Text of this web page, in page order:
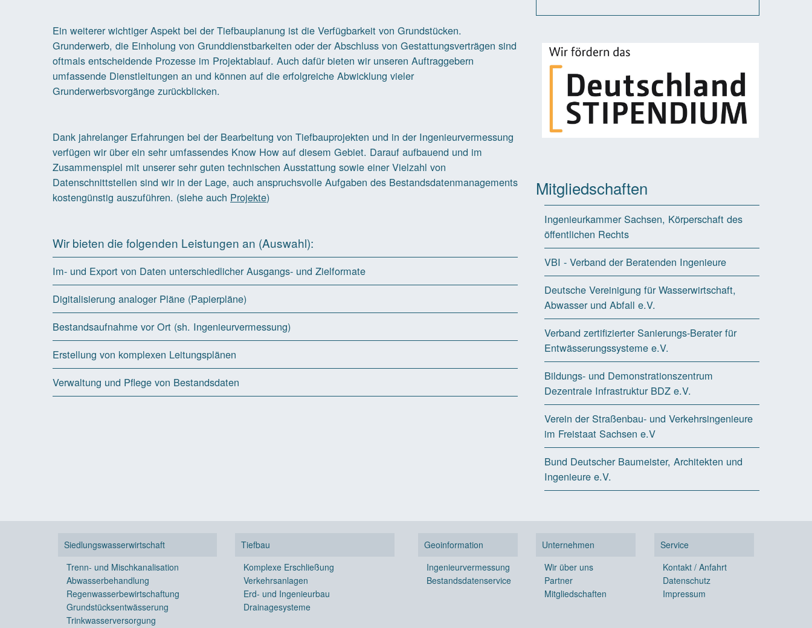
Ein weiterer wichtiger Aspekt bei der Tiefbauplanung ist die Verfügbarkeit von Grundstücken.
Grunderwerb, die Einholung von Grunddienstbarkeiten oder der Abschluss von Gestattungsverträgen sind
oftmals entscheidende Prozesse im Projektablauf. Auch dafür bieten wir unseren Auftraggebern
umfassende Dienstleitungen an und können auf die erfolgreiche Abwicklung vieler
Grunderwerbsvorgänge zurückblicken.
Dank jahrelanger Erfahrungen bei der Bearbeitung von Tiefbauprojekten und in der Ingenieurvermessung
verfügen wir über ein sehr umfassendes Know How auf diesem Gebiet. Darauf aufbauend und im
Zusammenspiel mit unserer sehr guten technischen Ausstattung sowie einer Vielzahl von
Datenschnittstellen sind wir in der Lage, auch anspruchsvolle Aufgaben des Bestandsdatenmanagements
kostengünstig auszuführen. (siehe auch Projekte)
Wir bieten die folgenden Leistungen an (Auswahl):
Im- und Export von Daten unterschiedlicher Ausgangs- und Zielformate
Digitalisierung analoger Pläne (Papierpläne)
Bestandsaufnahme vor Ort (sh. Ingenieurvermessung)
Erstellung von komplexen Leitungsplänen
Verwaltung und Pflege von Bestandsdaten
Mitgliedschaften
Ingenieurkammer Sachsen, Körperschaft des
öffentlichen Rechts
VBI - Verband der Beratenden Ingenieure
Deutsche Vereinigung für Wasserwirtschaft,
Abwasser und Abfall e.V.
Verband zertifizierter Sanierungs-Berater für
Entwässerungssysteme e.V.
Bildungs- und Demonstrationszentrum
Dezentrale Infrastruktur BDZ e.V.
Verein der Straßenbau- und Verkehrsingenieure
im Freistaat Sachsen e.V
Bund Deutscher Baumeister, Architekten und
Ingenieure e.V.
Siedlungswasserwirtschaft
Trenn- und Mischkanalisation
Abwasserbehandlung
Regenwasserbewirtschaftung
Grundstücksentwässerung
Trinkwasserversorgung
Tiefbau
Komplexe Erschließung
Verkehrsanlagen
Erd- und Ingenieurbau
Drainagesysteme
Geoinformation
Ingenieurvermessung
Bestandsdatenservice
Unternehmen
Wir über uns
Partner
Mitgliedschaften
Service
Kontakt / Anfahrt
Datenschutz
Impressum